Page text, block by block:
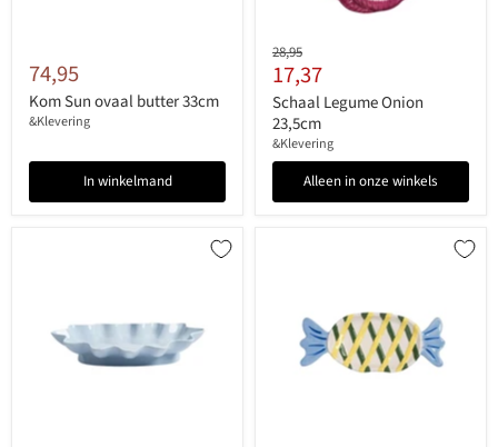
74,95
Kom Sun ovaal butter 33cm
&Klevering
In winkelmand
Originele
prijs
28,95
Huidige
prijs
17,37
Schaal Legume Onion
23,5cm
&Klevering
Alleen in onze winkels